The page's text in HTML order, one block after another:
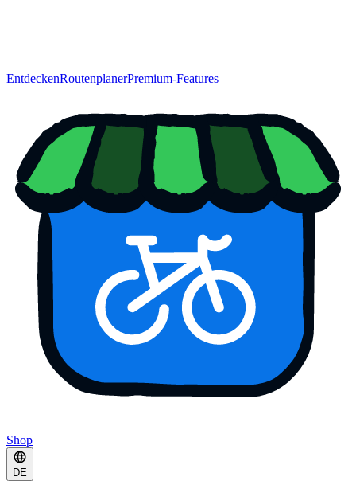
EntdeckenRoutenplanerPremium-Features
Shop
DE